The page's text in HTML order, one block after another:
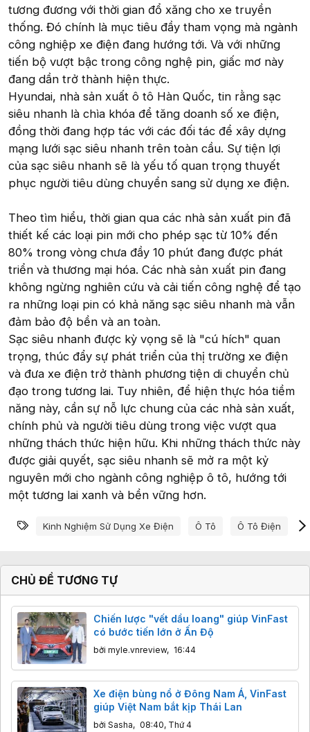
tương đương với thời gian đổ xăng cho xe truyền
thống. Đó chính là mục tiêu đầy tham vọng mà ngành
công nghiệp xe điện đang hướng tới. Và với những
tiến bộ vượt bậc trong công nghệ pin, giấc mơ này
đang dần trở thành hiện thực.
Hyundai, nhà sản xuất ô tô Hàn Quốc, tin rằng sạc
siêu nhanh là chìa khóa để tăng doanh số xe điện,
đồng thời đang hợp tác với các đối tác để xây dựng
mạng lưới sạc siêu nhanh trên toàn cầu. Sự tiện lợi
của sạc siêu nhanh sẽ là yếu tố quan trọng thuyết
phục người tiêu dùng chuyển sang sử dụng xe điện.
Theo tìm hiểu, thời gian qua các nhà sản xuất pin đã
thiết kế các loại pin mới cho phép sạc từ 10% đến
80% trong vòng chưa đầy 10 phút đang được phát
triển và thương mại hóa. Các nhà sản xuất pin đang
không ngừng nghiên cứu và cải tiến công nghệ để tạo
ra những loại pin có khả năng sạc siêu nhanh mà vẫn
đảm bảo độ bền và an toàn.
Sạc siêu nhanh được kỳ vọng sẽ là "cú hích" quan
trọng, thúc đẩy sự phát triển của thị trường xe điện
và đưa xe điện trở thành phương tiện di chuyển chủ
đạo trong tương lai. Tuy nhiên, để hiện thực hóa tiềm
năng này, cần sự nỗ lực chung của các nhà sản xuất,
chính phủ và người tiêu dùng trong việc vượt qua
những thách thức hiện hữu. Khi những thách thức này
được giải quyết, sạc siêu nhanh sẽ mở ra một kỷ
nguyên mới cho ngành công nghiệp ô tô, hướng tới
một tương lai xanh và bền vững hơn.
Từ khóa
Kinh Nghiệm Sử Dụng Xe Điện Ô Tô Ô Tô Điện
CHỦ ĐỀ TƯƠNG TỰ
Chiến lược "vết dầu loang" giúp VinFast
có bước tiến lớn ở Ấn Độ
bởi myle.vnreview, 16:44
Xe điện bùng nổ ở Đông Nam Á, VinFast
giúp Việt Nam bắt kịp Thái Lan
bởi Sasha, 08:40, Thứ 4